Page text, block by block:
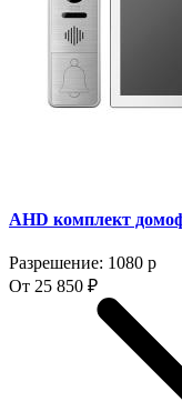
AHD комплект
Разрешение: 1080 p
От 25 850 ₽